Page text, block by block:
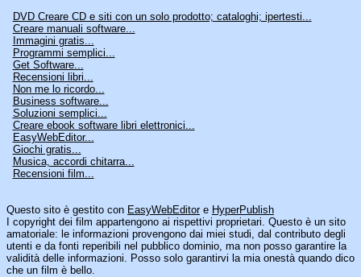
DVD Creare CD e siti con un solo prodotto; cataloghi; ipertesti...
Creare manuali software...
Immagini gratis...
Programmi semplici...
Get Software...
Recensioni libri...
Non me lo ricordo...
Business software...
Soluzioni semplici...
Creare ebook software libri elettronici...
EasyWebEditor...
Giochi gratis...
Musica, accordi chitarra...
Recensioni film...
Questo sito è gestito con EasyWebEditore HyperPublish
I copyright dei film appartengono ai rispettivi proprietari. Questo è un sito
amatoriale: le informazioni provengono dai miei studi, dal contributo degli
utenti e da fonti reperibili nel pubblico dominio, ma non posso garantire la
validità delle informazioni. Posso solo garantirvi la mia onestà quando dico
che un film è bello.